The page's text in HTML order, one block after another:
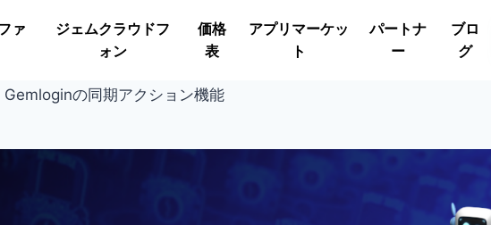
ァ
ジェムクラウドフ
ォン
価格
表
アプリマーケッ
ト
パートナ
ー
ブロ
グ
Gemloginの同期アクション機能